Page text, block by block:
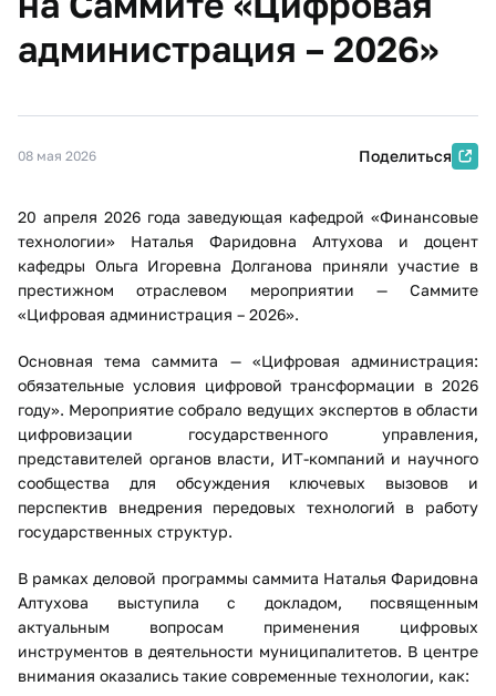
администрация – 2026»
08 мая 2026 Поделиться
20 апреля 2026 года заведующая кафедрой «Финансовые
технологии» Наталья Фаридовна Алтухова и доцент
кафедры Ольга Игоревна Долганова приняли участие в
престижном отраслевом мероприятии — Саммите
«Цифровая администрация – 2026».
Основная тема саммита — «Цифровая администрация:
обязательные условия цифровой трансформации в 2026
году». Мероприятие собрало ведущих экспертов в области
цифровизации государственного управления,
представителей органов власти, ИТ-компаний и научного
сообщества для обсуждения ключевых вызовов и
перспектив внедрения передовых технологий в работу
государственных структур.
В рамках деловой программы саммита Наталья Фаридовна
Алтухова выступила с докладом, посвященным
актуальным вопросам применения цифровых
инструментов в деятельности муниципалитетов. В центре
внимания оказались такие современные технологии, как: